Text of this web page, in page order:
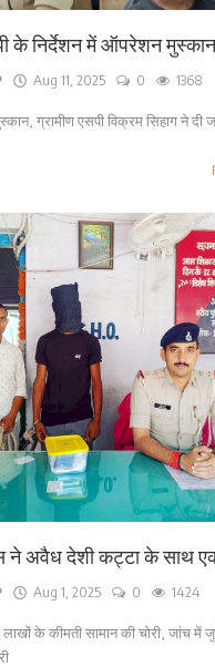
के निर्देशन में ऑपरेशन
Aug 11, 2025 0 1368
ग्रामीण एसपी विक्रम सिहाग ने दी
ने अवैध देशी कट्टा के साथ
Aug 1, 2025 0 1424
के कीमती सामान की चोरी, जांच में